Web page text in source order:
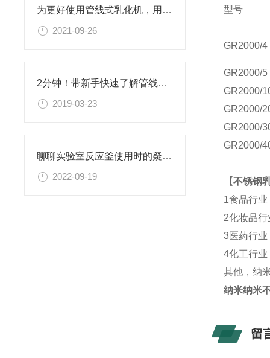
为更好使用管线式乳化机，用户需要了解这些
2021-09-26
2分钟！带新手快速了解管线式乳化机！
2019-03-23
聊聊实验室反应釜使用时的疑难杂症
2022-09-19
型号
GR2000/4
GR2000/5
GR2000/
GR2000/
GR2000/
GR2000/
【不锈钢
1食品行
2化妆品
3医药行
4化工行
其他，纳
纳米纳米
留